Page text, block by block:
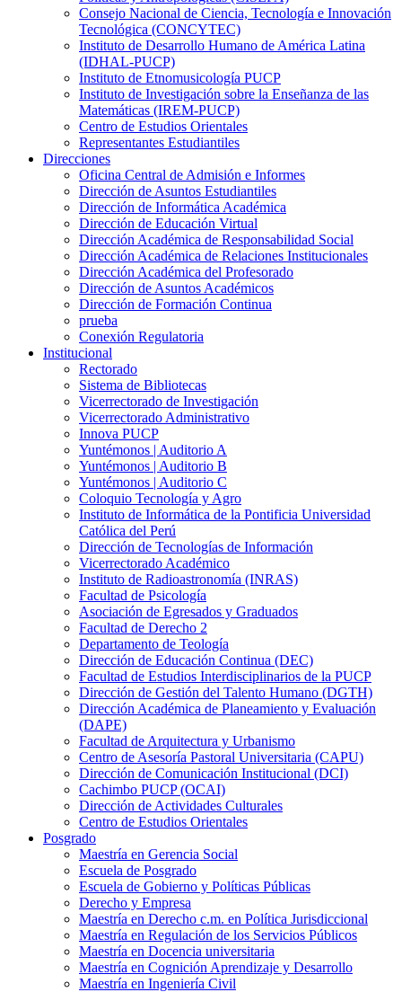
Consejo Nacional de Ciencia, Tecnología e Innovación
Tecnológica (CONCYTEC)
Instituto de Desarrollo Humano de América Latina
(IDHAL-PUCP)
Instituto de Etnomusicología PUCP
Instituto de Investigación sobre la Enseñanza de las
Matemáticas (IREM-PUCP)
Centro de Estudios Orientales
Representantes Estudiantiles
Direcciones
Oficina Central de Admisión e Informes
Dirección de Asuntos Estudiantiles
Dirección de Informática Académica
Dirección de Educación Virtual
Dirección Académica de Responsabilidad Social
Dirección Académica de Relaciones Institucionales
Dirección Académica del Profesorado
Dirección de Asuntos Académicos
Dirección de Formación Continua
prueba
Conexión Regulatoria
Institucional
Rectorado
Sistema de Bibliotecas
Vicerrectorado de Investigación
Vicerrectorado Administrativo
Innova PUCP
Yuntémonos | Auditorio A
Yuntémonos | Auditorio B
Yuntémonos | Auditorio C
Coloquio Tecnología y Agro
Instituto de Informática de la Pontificia Universidad
Católica del Perú
Dirección de Tecnologías de Información
Vicerrectorado Académico
Instituto de Radioastronomía (INRAS)
Facultad de Psicología
Asociación de Egresados y Graduados
Facultad de Derecho 2
Departamento de Teología
Dirección de Educación Continua (DEC)
Facultad de Estudios Interdisciplinarios de la PUCP
Dirección de Gestión del Talento Humano (DGTH)
Dirección Académica de Planeamiento y Evaluación
(DAPE)
Facultad de Arquitectura y Urbanismo
Centro de Asesoría Pastoral Universitaria (CAPU)
Dirección de Comunicación Institucional (DCI)
Cachimbo PUCP (OCAI)
Dirección de Actividades Culturales
Centro de Estudios Orientales
Posgrado
Maestría en Gerencia Social
Escuela de Posgrado
Escuela de Gobierno y Políticas Públicas
Derecho y Empresa
Maestría en Derecho c.m. en Política Jurisdiccional
Maestría en Regulación de los Servicios Públicos
Maestría en Docencia universitaria
Maestría en Cognición Aprendizaje y Desarrollo
Maestría en Ingeniería Civil